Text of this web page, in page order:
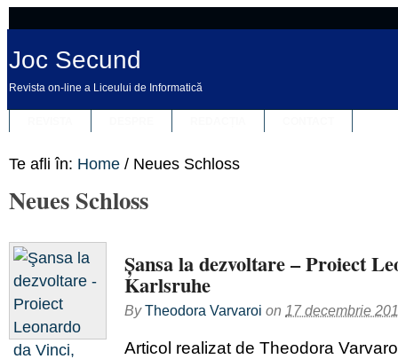
Joc Secund
Revista on-line a Liceului de Informatică
Te afli în: Home / Neues Schloss
Neues Schloss
Şansa la dezvoltare – Proiect
Karlsruhe
ByTheodora Varvaroi on 17 decembrie
Articol realizat de Theodora